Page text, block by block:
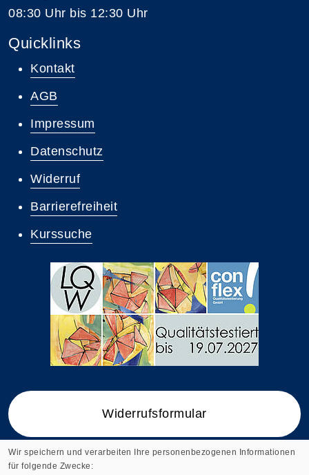
08:30 Uhr bis 12:30 Uhr
Quicklinks
Kontakt
AGB
Impressum
Datenschutz
Widerruf
Barrierefreiheit
Kurssuche
Widerrufsformular
Wir speichern und verarbeiten Ihre personenbezogenen Informationen
für folgende Zwecke: